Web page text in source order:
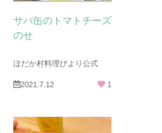
サバ缶のトマトチーズ
のせ
ほだか村料理びより公式
2021.7.12 1